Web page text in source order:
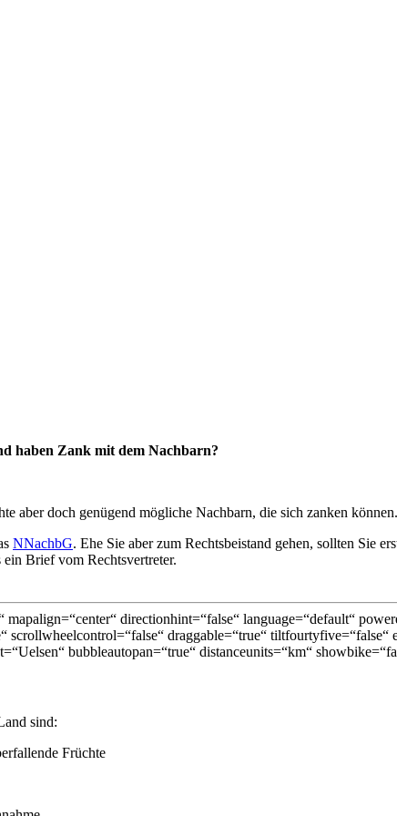
haben Zank mit dem Nachbarn?
aber doch genügend mögliche Nachbarn, die sich zanken können.
NNachbG. Ehe Sie aber zum Rechtsbeistand gehen, sollten Sie
Brief vom Rechtsvertreter.
directionhint=“false“ language=“default“
draggable=“true“ tiltfourtyfive=“false“
bubbleautopan=“true“ distanceunits=“km“
sind:
Früchte